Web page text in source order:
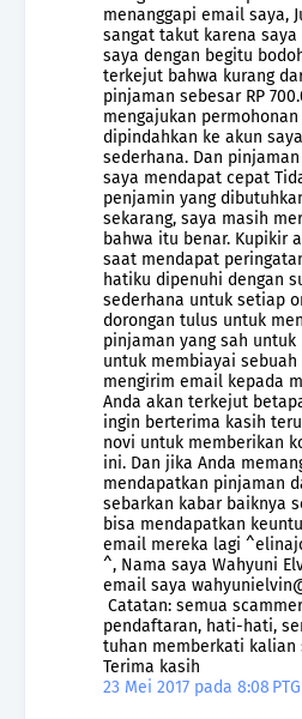
menanggapi email saya,
sangat takut karena
saya dengan begitu
terkejut bahwa kurang
pinjaman sebesar RP
mengajukan
dipindahkan ke akun
sederhana. Dan
saya mendapat cepat
penjamin yang
sekarang, saya masih
bahwa itu benar. Kupikir
saat mendapat
hatiku dipenuhi dengan
sederhana untuk setiap
dorongan tulus untuk
pinjaman yang sah
untuk membiayai
mengirim email kepada
Anda akan terkejut
ingin berterima kasih
novi untuk memberikan
ini. Dan jika Anda
mendapatkan pinjaman
sebarkan kabar baiknya
bisa mendapatkan
email mereka lagi
^, Nama saya Wahyuni
email saya
Catatan: semua
pendaftaran, hati-hati,
tuhan memberkati kalian
Terima kasih
23 Mei 2017 pada 8:08 PTG